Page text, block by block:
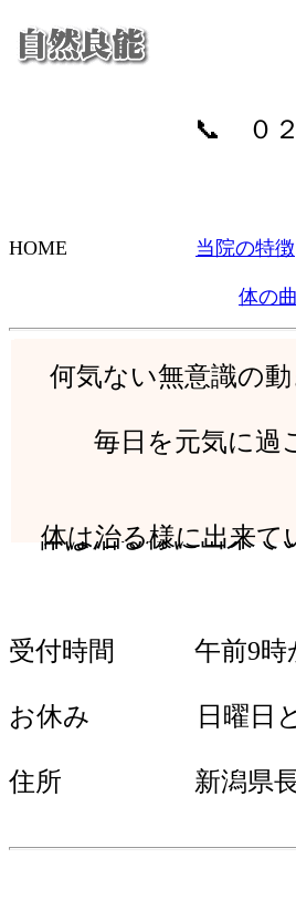
何気ない無意識の
毎日を元気に過ご
体は治る様に出来て
何気ない無意識の
毎日を元気に過ご
体は治る様に出来て
📞 ０２５８－
HOME 当院の特徴
体の
受付時間 午前9時か
お休み 日曜日と
住所 新潟県長岡